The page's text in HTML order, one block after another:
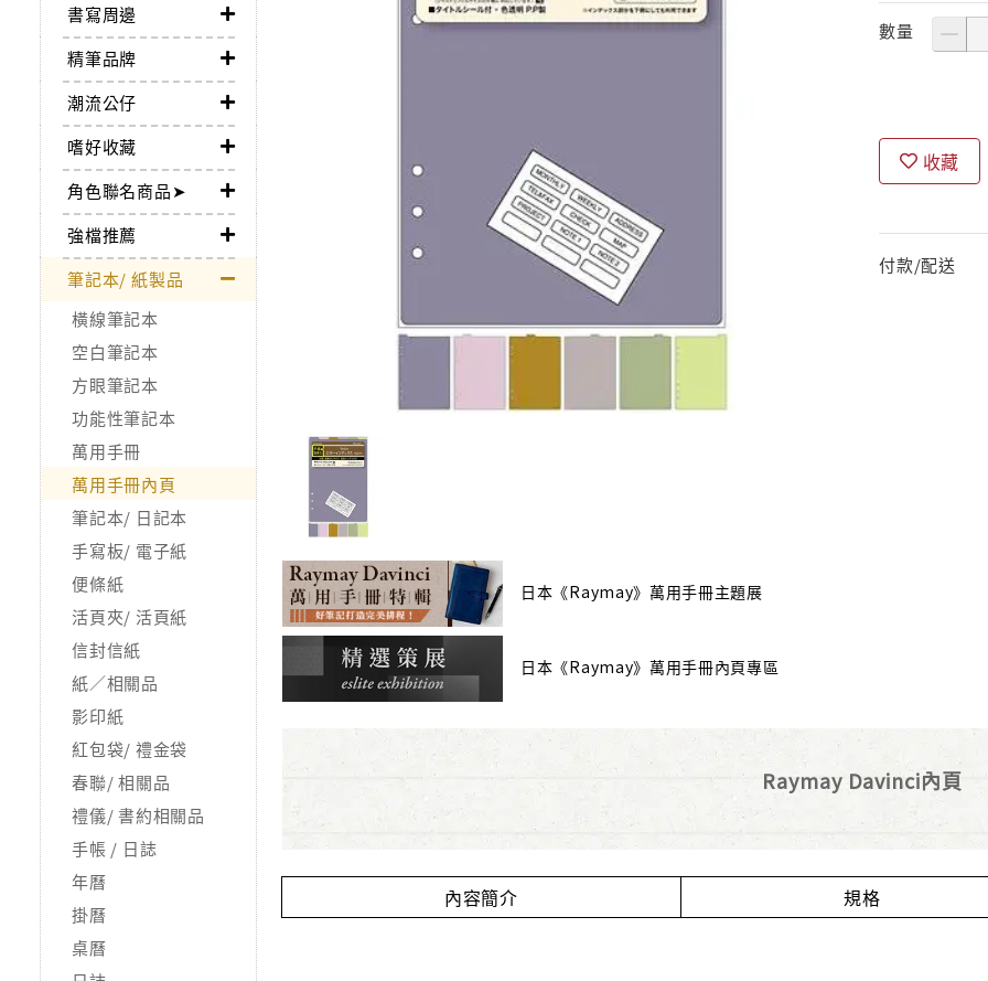
書寫周邊
精筆品牌
潮流公仔
嗜好收藏
角色聯名商品➤
強檔推薦
筆記本/ 紙製品
橫線筆記本
空白筆記本
方眼筆記本
功能性筆記本
萬用手冊
萬用手冊內頁
筆記本/ 日記本
手寫板/ 電子紙
便條紙
活頁夾/ 活頁紙
信封信紙
紙／相關品
影印紙
紅包袋/ 禮金袋
春聯/ 相關品
禮儀/ 書約相關品
手帳 / 日誌
年曆
掛曆
桌曆
日本《Raymay》萬用手冊主題展
日本《Raymay》萬用手冊內頁專區
數量
收藏
付款/配送
Raymay Davinci內頁
內容簡介 規格